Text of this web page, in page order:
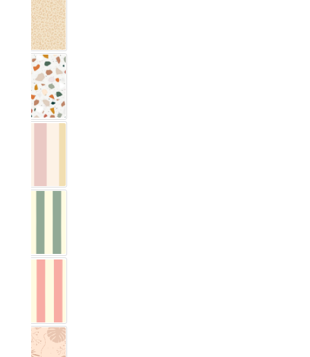
Leo Échantillon
Terrazzo